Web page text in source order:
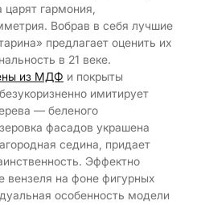
гармония,
Вобрав в себя лучшие
предлагает оценить их
в 21 веке.
из МДФ и покрыты
имитирует
— беленого
фасадов украшена
седина, придает
Эффектно
вензеля на фоне фигурных
особенность модели